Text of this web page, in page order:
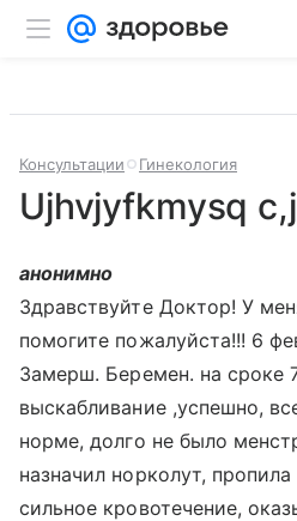
Консультации Гинекология
Ujhvjyfkmysq
анонимно
Здравствуйте Доктор! У
помогите пожалуйста!!! 6
Замерш. Беремен. на сроке
выскабливание ,успешно,
норме, долго не было
назначил норколут,
сильное кровотечение,